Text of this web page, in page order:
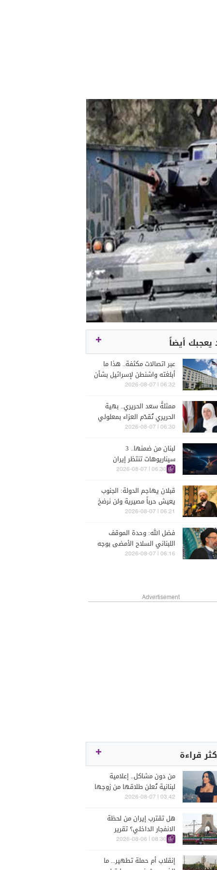
يعجبك أيضاً
عبر اتصالات مكثفة.. هذا ما
أبلغته واشنطن لإسرائيل بشأن
لبنان
06:32 | 2026-08-07
ممثلةً سعد الحريري.. بهية
الحريري تُقدّم العزاء بمعلولي
06:30 | 2026-08-07
لبنان من ضمنها.. 3
سيناريوهات تنتظر إيران
وأميركا!
06:30 | 2026-08-07
قبلان يهاجم الدولة: الجنوب
يعيش حرباً مصيرية ولن نرضخ
06:21 | 2026-08-07
فضل الله: وحدة الموقف
اللبناني السلاح الأمضى بوجه
العدوان
06:16 | 2026-08-07
Advertisement
قراءة
من دون مشاكل.. إعلامية
لبنانية تُعلن طلاقها من زوجها
رجل الأعمال
03:42 | 2026-08-07
هل تقترب إيران من لحظة
الانفجار الداخلي؟ تقرير
اسرائيلي يكشف الكواليس
08:30 | 2026-08-06
إنقلاب أم حملة تطهير... ما